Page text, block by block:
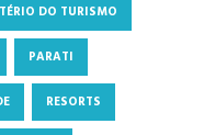
DO TURISMO
PARATI
RESORTS